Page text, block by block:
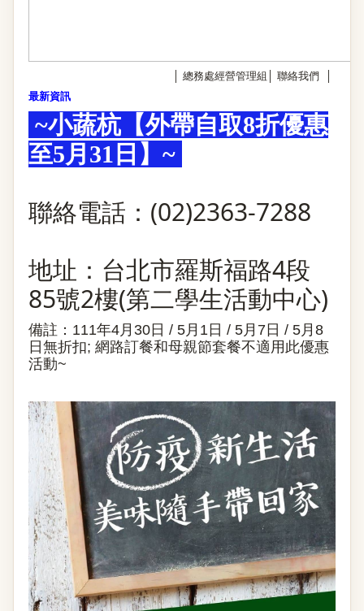
總務處經營管理組 聯絡我們
最新資訊
~小蔬杭 【外帶自取8折優惠
至5月31日】 ~
聯絡電話： (02)2363-7288
地址：台北市羅斯福路4段
85號2樓(第二學生活動中心)
備註：111年4月30日 / 5月1日 / 5月7日 / 5月8
日無折扣; 網路訂餐和母親節套餐不適用此優惠
活動~